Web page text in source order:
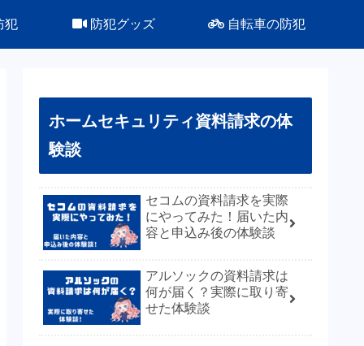
犯 防犯グッズ 自転車の防犯
ホームセキュリティ資料請求の体
験談
セコムの資料請求を実際
にやってみた！届いた内
容と申込み後の体験談
アルソックの資料請求は
何が届く？実際に取り寄
せた体験談